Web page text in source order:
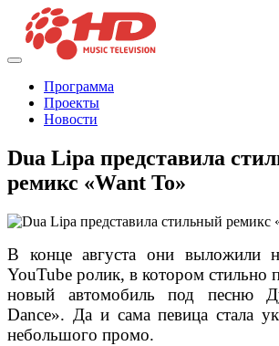
Программа
Проекты
Новости
Dua Lipa представила
ремикс «Want To»
В конце августа они выложили
YouTube ролик, в котором стильно
новый автомобиль под песню
Dance». Да и сама певица стала
небольшого промо.